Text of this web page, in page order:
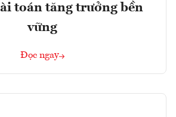
toán tăng trưởng bền
vững
Đọc ngay